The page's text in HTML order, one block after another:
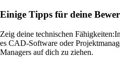
Einige Tipps für deine
Zeig deine technischen Fähigkeiten:
es CAD-Software oder
Managers auf dich zu ziehen.